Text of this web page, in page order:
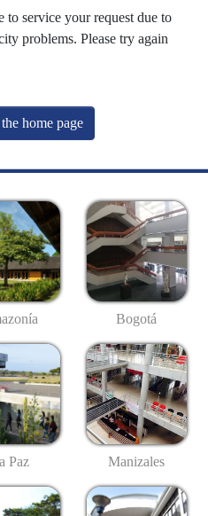
to service your request due to
problems. Please try again
home page
Bogotá
Paz Manizales